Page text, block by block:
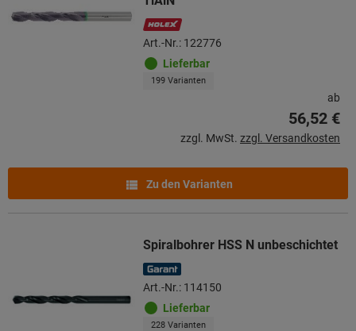
Art.-Nr.: 122776
Lieferbar
199 Varianten
ab
56,52 €
zzgl. MwSt. zzgl. Versandkosten
Zu den Varianten
Spiralbohrer HSS N unbeschichtet
Art.-Nr.: 114150
Lieferbar
228 Varianten